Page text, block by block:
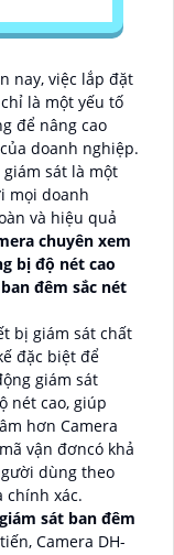
nay, việc lắp đặt
là một yếu tố
để nâng cao
doanh nghiệp.
giám sát là một
mọi doanh
và hiệu quả
chuyên xem
bị độ nét cao
đêm sắc nét
bị giám sát chất
đặc biệt để
giám sát
nét cao, giúp
hơn Camera
vận đơncó khả
dùng theo
chính xác.
sát ban đêm
Camera DH-